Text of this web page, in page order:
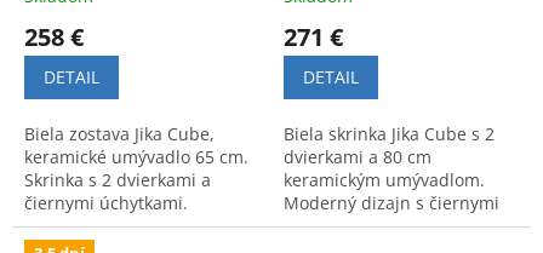
258 €
DETAIL
Biela zostava Jika Cube,
keramické umývadlo 65 cm.
Skrinka s 2 dvierkami a
čiernymi úchytkami.
Moderný dizajn a kvalita pre
271 €
DETAIL
Biela skrinka Jika Cube s 2
dvierkami a 80 cm
keramickým umývadlom.
Moderný dizajn s čiernymi
úchytkami. Na výber biela